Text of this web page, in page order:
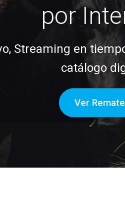
por
Streaming en
catálogo
Ver